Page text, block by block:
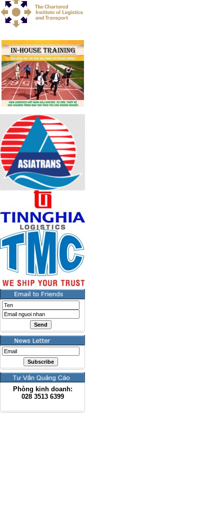
Phòng kinh doanh:
028 3513 6399